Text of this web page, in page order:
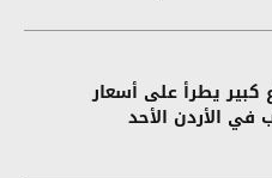
كبير يطرأ على أسعار
في الأردن الأحد